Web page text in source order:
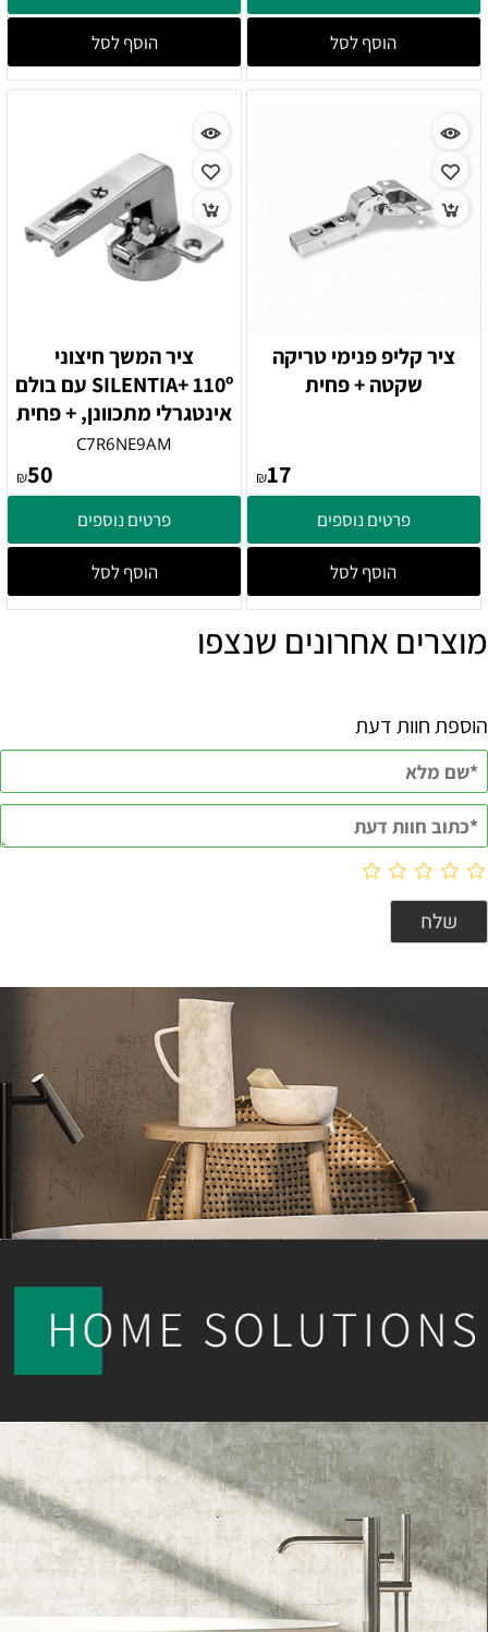
הוסף לסל הוסף לסל
ציר קליפ פנימי טריקה
שקטה + פחית
₪17
פרטים נוספים
הוסף לסל
ציר המשך חיצוני
SILENTIA+ 110º עם בולם
אינטגרלי מתכוונן, + פחית
C7R6NE9AM
₪50
פרטים נוספים
הוסף לסל
מוצרים אחרונים שנצפו
הוספת חוות דעת